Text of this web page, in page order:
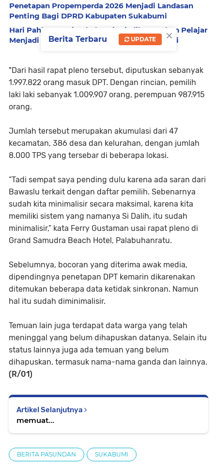
Penetapan Propemperda 2026 Menjadi Landasan
Penting Bagi DPRD Kabupaten Sukabumi
Hari Pahlawan Di Sukabumi, Disdik Ingatkan Pelajar
Menjadi Pahlawan Masa Kini Melalui Prestasi
"Dari hasil rapat pleno tersebut, diputuskan sebanyak
1.997.822 orang masuk DPT. Dengan rincian, pemilih
laki laki sebanyak 1.009.907 orang, perempuan 987.915
orang.
Jumlah tersebut merupakan akumulasi dari 47
kecamatan, 386 desa dan kelurahan, dengan jumlah
8.000 TPS yang tersebar di beberapa lokasi.
“Tadi sempat saya pending dulu karena ada saran dari
Bawaslu terkait dengan daftar pemilih. Sebenarnya
sudah kita minimalisir secara maksimal, karena kita
memiliki sistem yang namanya Si Dalih, itu sudah
minimalisir,” kata Ferry Gustaman usai rapat pleno di
Grand Samudra Beach Hotel, Palabuhanratu.
Sebelumnya, bocoran yang diterima awak media,
dipendingnya penetapan DPT kemarin dikarenakan
ditemukan beberapa data ketidak sinkronan. Namun
hal itu sudah diminimalisir.
Temuan lain juga terdapat data warga yang telah
meninggal yang belum dihapuskan datanya. Selain itu
status lainnya juga ada temuan yang belum
dihapuskan, termasuk nama-nama ganda dan lainnya.
(R/01)
Artikel Selanjutnya
memuat...
BERITA PASUNDAN SUKABUMI
×
Berita Terbaru UPDATE